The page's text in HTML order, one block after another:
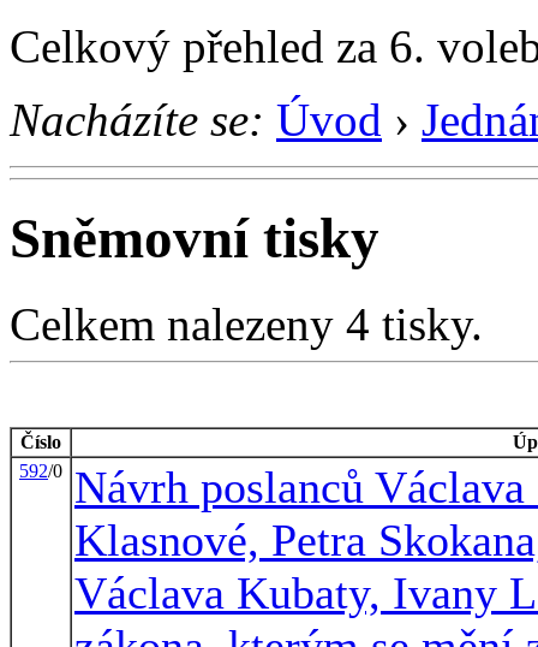
Celkový přehled za 6.
Nacházíte se: Úvod ›
Sněmovní tisky
Celkem nalezeny 4 tisky.
Číslo
592/0
Návrh poslanců
Klasnové, Petra
Václava Kubaty, Ivany